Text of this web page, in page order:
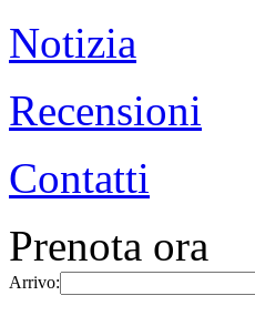
Notizia
Recensioni
Contatti
Prenota ora
Arrivo: